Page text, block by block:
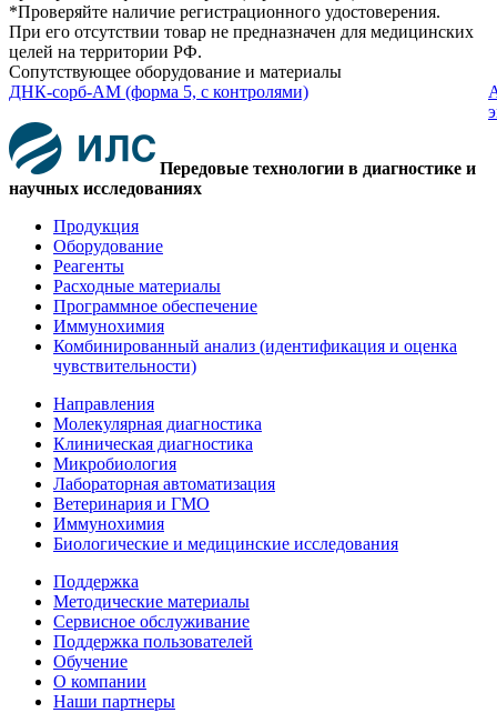
*Проверяйте наличие регистрационного удостоверения.
При его отсутствии товар не предназначен для медицинских
целей на территории РФ.
Сопутствующее оборудование и материалы
ДНК-сорб-АМ (форма 5, с контролями)
Передовые технологии в диагностике и
научных исследованиях
Продукция
Оборудование
Реагенты
Расходные материалы
Программное обеспечение
Иммунохимия
Комбинированный анализ (идентификация и оценка
чувствительности)
Направления
Молекулярная диагностика
Клиническая диагностика
Микробиология
Лабораторная автоматизация
Ветеринария и ГМО
Иммунохимия
Биологические и медицинские исследования
Поддержка
Методические материалы
Сервисное обслуживание
Поддержка пользователей
Обучение
О компании
Наши партнеры